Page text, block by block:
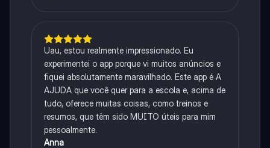
Uau, estou realmente impressionado. Eu
experimentei o app porque vi muitos anúncios e
fiquei absolutamente maravilhado. Este app é A
AJUDA que você quer para a escola e, acima de
tudo, oferece muitas coisas, como treinos e
resumos, que têm sido MUITO úteis para mim
pessoalmente.
Anna